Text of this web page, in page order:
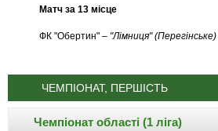
Матч за 13 місце
ФК "Обертин" – "Лімниця" (Перегінське)
ЧЕМПІОНАТ, ПЕРШІСТЬ
Чемпіонат області (1 ліга)